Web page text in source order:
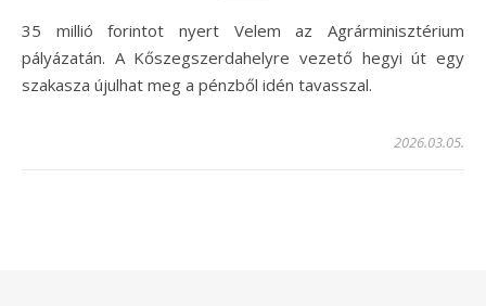
35 millió forintot nyert Velem az Agrárminisztérium
pályázatán. A Kőszegszerdahelyre vezető hegyi út egy
szakasza újulhat meg a pénzből idén tavasszal.
2026.03.05.